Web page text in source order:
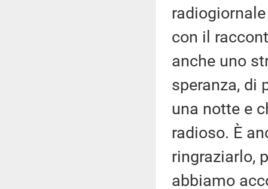
con il
anche uno
speranza, di
una notte e
radioso. È
ringraziarlo,
abbiamo